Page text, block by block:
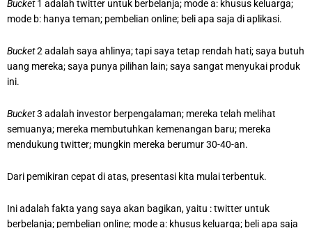
Bucket1 adalah twitter untuk berbelanja; mode a: khusus keluarga;
mode b: hanya teman; pembelian online; beli apa saja di aplikasi.
Bucket2 adalah saya ahlinya; tapi saya tetap rendah hati; saya butuh
uang mereka; saya punya pilihan lain; saya sangat menyukai produk
ini.
Bucket3 adalah investor berpengalaman; mereka telah melihat
semuanya; mereka membutuhkan kemenangan baru; mereka
mendukung twitter; mungkin mereka berumur 30-40-an.
Dari pemikiran cepat di atas, presentasi kita mulai terbentuk.
Ini adalah fakta yang saya akan bagikan, yaitu : twitter untuk
berbelanja; pembelian online; mode a: khusus keluarga; beli apa saja